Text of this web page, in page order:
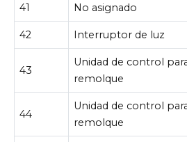
41 No asignado
42 Interruptor de luz
43
Unidad de control
remolque
44
Unidad de control
remolque